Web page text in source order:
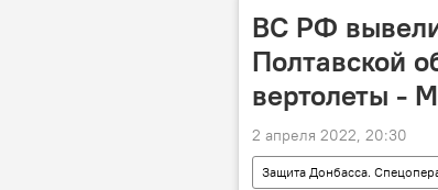
ВС РФ
Полтавской
вертолеты -
2 апреля 2022, 20:30
Защита Донбасса.